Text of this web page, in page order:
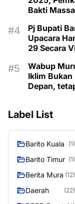
Bakti
Pj Bupati
Upacara
29 Secara
Wabup
Iklim
Depan,
Label List
Barito Kuala (1)
Barito Timur (1)
Berita Mura (12)
Daerah (22)